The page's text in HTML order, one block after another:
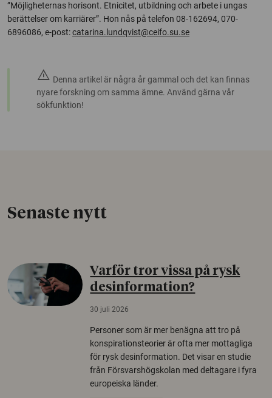
”Möjligheternas horisont. Etnicitet, utbildning och arbete i ungas
berättelser om karriärer”. Hon nås på telefon 08-162694, 070-
6896086, e-post:catarina.lundqvist@ceifo.su.se
warning Denna artikel är några år gammal och det kan finnas
nyare forskning om samma ämne. Använd gärna vår
sökfunktion!
Senaste nytt
Varför tror vissa på rysk
desinformation?
30 juli 2026
Personer som är mer benägna att tro på
konspirationsteorier är ofta mer mottagliga
för rysk desinformation. Det visar en studie
från Försvarshögskolan med deltagare i fyra
europeiska länder.